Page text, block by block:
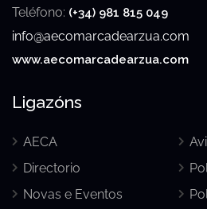
Teléfono: (+34) 981 815 049
info@aecomarcadearzua.com
www.aecomarcadearzua.com
Ligazóns
AECA
Directorio
Novas e Eventos